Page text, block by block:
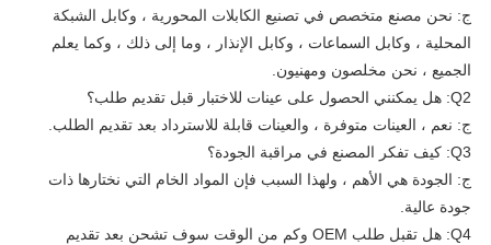
ج: نحن مصنع متخصص في تصنيع الكابلات المحورية ، وكابل الشبكة
المحلية ، وكابل السماعات ، وكابل الإنذار ، وما إلى ذلك ، وكما يعلم
الجميع ، نحن مخلصون ومهنيون.
Q2: هل يمكنني الحصول على عينات للاختبار قبل تقديم طلب؟
ج: نعم ، العينات متوفرة ، والعينات قابلة للاسترداد بعد تقديم الطلب.
Q3: كيف تفكر المصنع في مراقبة الجودة؟
ج: الجودة هي الأهم ، ولهذا السبب فإن المواد الخام التي نختارها ذات
جودة عالية.
Q4: هل تقبل طلب OEM وكم من الوقت سوف تشحن بعد تقديم